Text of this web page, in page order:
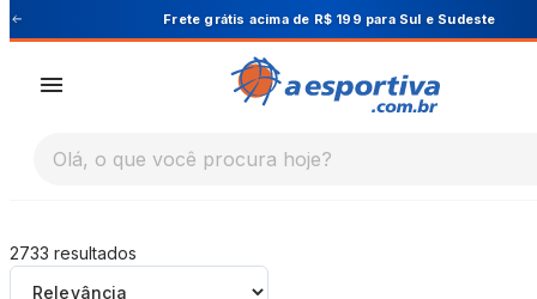
A Esportiva Cupom PRIMEIRA10 para 10% OFF na
Olá, o que você procura hoje?
2733 resultados